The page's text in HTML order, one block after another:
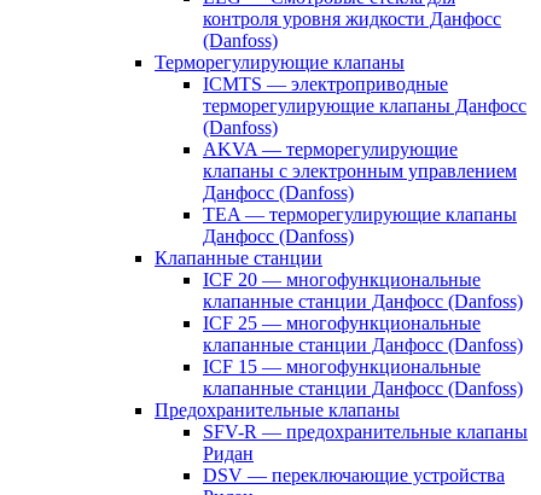
контроля уровня жидкости Данфосс
(Danfoss)
Терморегулирующие клапаны
ICMTS — электроприводные
терморегулирующие клапаны Данфосс
(Danfoss)
AKVA — терморегулирующие
клапаны с электронным управлением
Данфосс (Danfoss)
TEA — терморегулирующие клапаны
Данфосс (Danfoss)
Клапанные станции
ICF 20 — многофункциональные
клапанные станции Данфосс (Danfoss)
ICF 25 — многофункциональные
клапанные станции Данфосс (Danfoss)
ICF 15 — многофункциональные
клапанные станции Данфосс (Danfoss)
Предохранительные клапаны
SFV-R — предохранительные клапаны
Ридан
DSV — переключающие устройства